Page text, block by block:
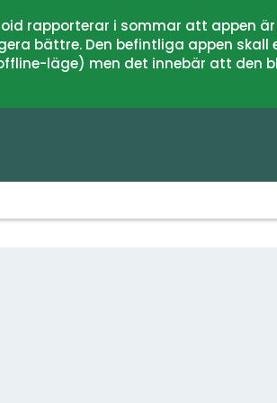
rapporterar i sommar att appen
bättre. Den befintliga appen skall
läge) men det innebär att den